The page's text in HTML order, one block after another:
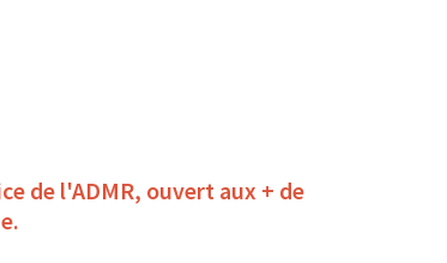
de l'ADMR, ouvert aux + de